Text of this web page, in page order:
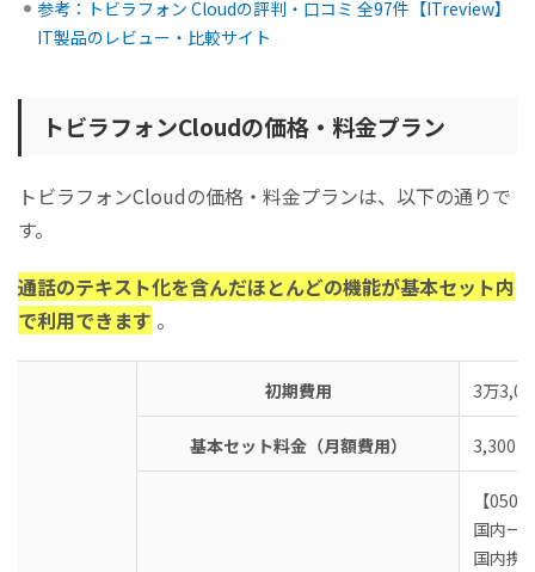
参考：トビラフォン Cloudの評判・口コミ 全97件【ITreview】
IT製品のレビュー・比較サイト
トビラフォンCloudの価格・料金プラン
トビラフォンCloudの価格・料金プランは、以下の通りで
す。
通話のテキスト化を含んだほとんどの機能が基本セット内
で利用できます 。
初期費用 3万
基本セット料金（月額費用） 3,300円
【050
国内一
国内携